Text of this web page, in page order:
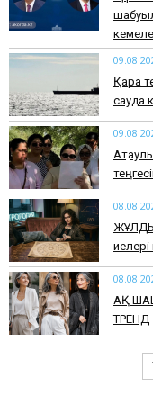
Қара
сауда
иелері
АҚ
ТРЕНД